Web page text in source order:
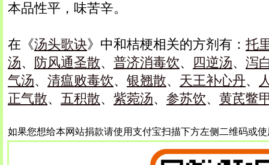
本品性平，味苦辛。
在《汤头歌诀》中和桔梗相关的方剂有： 托
汤、 防风通圣散、 普济消毒饮、 四逆汤、 泻
气汤、 清瘟败毒饮、 银翘散、 天王补心丹、
正气散、 五积散、 紫菀汤、 参苏饮、 黄芪鳖
如果您想给本网站捐款请使用支付宝扫描下方左侧二维码或